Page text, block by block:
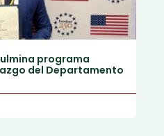
programa
del Departamento